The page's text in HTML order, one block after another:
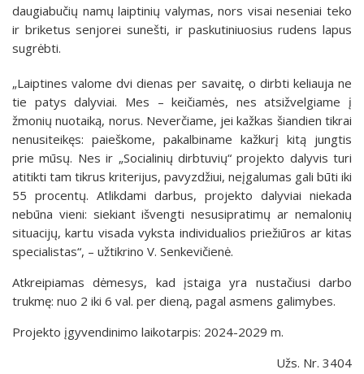
daugiabučių namų laiptinių valymas, nors visai neseniai teko
ir briketus senjorei sunešti, ir paskutiniuosius rudens lapus
sugrėbti.
„Laiptines valome dvi dienas per savaitę, o dirbti keliauja ne
tie patys dalyviai. Mes – keičiamės, nes atsižvelgiame į
žmonių nuotaiką, norus. Neverčiame, jei kažkas šiandien tikrai
nenusiteikęs: paieškome, pakalbiname kažkurį kitą jungtis
prie mūsų. Nes ir „Socialinių dirbtuvių“ projekto dalyvis turi
atitikti tam tikrus kriterijus, pavyzdžiui, neįgalumas gali būti iki
55 procentų. Atlikdami darbus, projekto dalyviai niekada
nebūna vieni: siekiant išvengti nesusipratimų ar nemalonių
situacijų, kartu visada vyksta individualios priežiūros ar kitas
specialistas“, – užtikrino V. Senkevičienė.
Atkreipiamas dėmesys, kad įstaiga yra nustačiusi darbo
trukmę: nuo 2 iki 6 val. per dieną, pagal asmens galimybes.
Projekto įgyvendinimo laikotarpis: 2024-2029 m.
Užs. Nr. 3404